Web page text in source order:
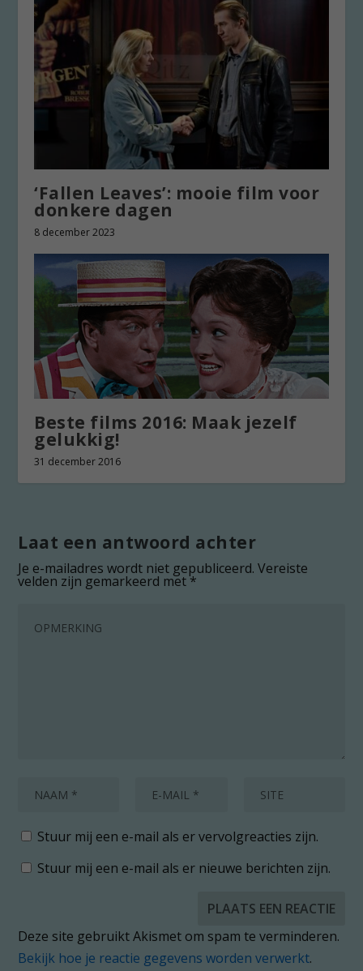
‘Fallen Leaves’: mooie film voor
donkere dagen
8 december 2023
Beste films 2016: Maak jezelf
gelukkig!
31 december 2016
Laat een antwoord achter
Je e-mailadres wordt niet gepubliceerd. Vereiste
velden zijn gemarkeerd met*
Stuur mij een e-mail als er vervolgreacties zijn.
Stuur mij een e-mail als er nieuwe berichten zijn.
Deze site gebruikt Akismet om spam te verminderen.
Bekijk hoe je reactie gegevens worden verwerkt.